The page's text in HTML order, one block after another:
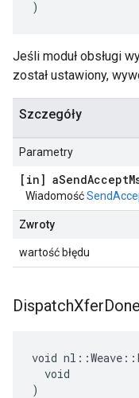
)
Jeśli moduł obsługi
został ustawiony,
Szczegóły
Parametry
[in] aSendAccept
Wiadomość
Zwroty
wartość błędu
DispatchXferDone
void
  void
)